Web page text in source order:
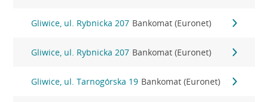
Gliwice, ul. Rybnicka 207 Bankomat (Euronet)
Gliwice, ul. Rybnicka 207 Bankomat (Euronet)
Gliwice, ul. Tarnogórska 19 Bankomat (Euronet)